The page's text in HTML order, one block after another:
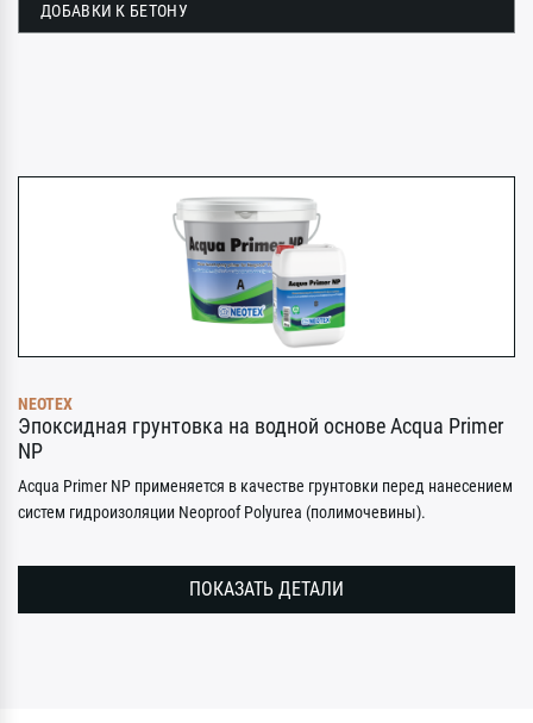
ДОБАВКИ К БЕТОНУ
NEOTEX
Эпоксидная грунтовка на водной основе Acqua Primer
NP
Acqua Primer NP применяется в качестве грунтовки перед нанесением
систем гидроизоляции Neoproof Polyurea (полимочевины).
ПОКАЗАТЬ ДЕТАЛИ